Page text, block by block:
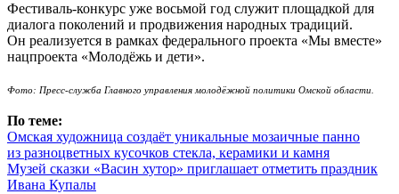
Фестиваль-конкурс уже восьмой год служит площадкой для
диалога поколений и продвижения народных традиций.
Он реализуется в рамках федерального проекта «Мы вместе»
нацпроекта «Молодёжь и дети».
Фото: Пресс-служба Главного управления молодёжной политики Омской области.
По теме:
Омская художница создаёт уникальные мозаичные панно
из разноцветных кусочков стекла, керамики и камня
Музей сказки «Васин хутор» приглашает отметить праздник
Ивана Купалы